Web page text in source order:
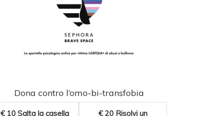
Dona contro l’omo-bi-transfobia
€ 10 Salta la casella
€ 20 Risolvi un